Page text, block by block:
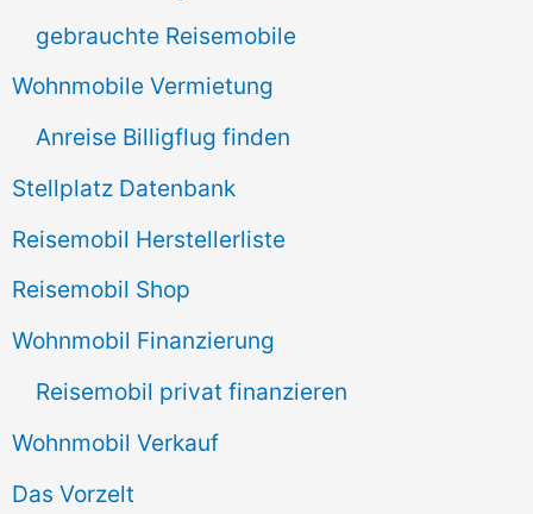
gebrauchte Reisemobile
Wohnmobile Vermietung
Anreise Billigflug finden
Stellplatz Datenbank
Reisemobil Herstellerliste
Reisemobil Shop
Wohnmobil Finanzierung
Reisemobil privat finanzieren
Wohnmobil Verkauf
Das Vorzelt